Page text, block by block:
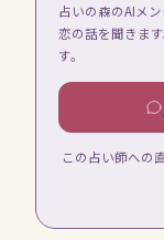
占いの森のAIメ
恋の話を聞きま
す。
この占い師への